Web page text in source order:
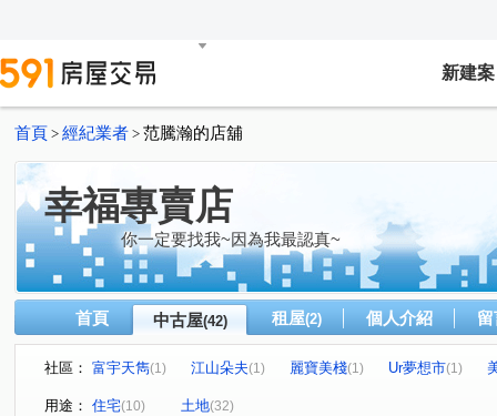
新建案
首頁 > 經紀業者 > 范騰瀚的店舖
幸福專賣店
你一定要找我~因為我最認真~
首頁 中古屋(42) 租屋(2) 個人介紹
社區： 富宇天雋(1) 江山朵夫(1) 麗寶美棧(1) Ur夢想市(1)
有謙家園
煙波儷舍透天
用途： 住宅(10) 土地(32)